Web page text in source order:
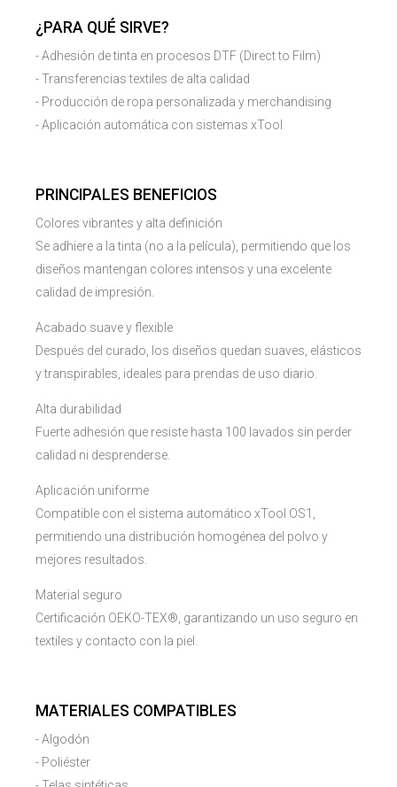
¿PARA QUÉ SIRVE?
- Adhesión de tinta en procesos DTF (Direct to Film)
- Transferencias textiles de alta calidad
- Producción de ropa personalizada y merchandising
- Aplicación automática con sistemas xTool
PRINCIPALES BENEFICIOS
Colores vibrantes y alta definición
Se adhiere a la tinta (no a la película), permitiendo que los
diseños mantengan colores intensos y una excelente
calidad de impresión.
Acabado suave y flexible
Después del curado, los diseños quedan suaves, elásticos
y transpirables, ideales para prendas de uso diario.
Alta durabilidad
Fuerte adhesión que resiste hasta 100 lavados sin perder
calidad ni desprenderse.
Aplicación uniforme
Compatible con el sistema automático xTool OS1,
permitiendo una distribución homogénea del polvo y
mejores resultados.
Material seguro
Certificación OEKO-TEX®, garantizando un uso seguro en
textiles y contacto con la piel.
MATERIALES COMPATIBLES
- Algodón
- Poliéster